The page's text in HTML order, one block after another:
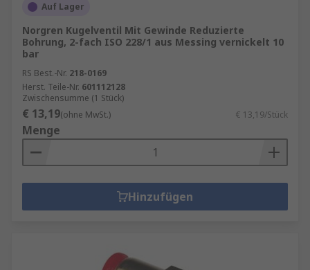
Auf Lager
Norgren Kugelventil Mit Gewinde Reduzierte
Bohrung, 2-fach ISO 228/1 aus Messing vernickelt 10
bar
RS Best.-Nr. 218-0169
Herst. Teile-Nr. 601112128
Zwischensumme (1 Stück)
€ 13,19(ohne MwSt.) € 13,19/Stück
Menge
Hinzufügen